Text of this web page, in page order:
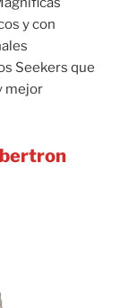
y con
Seekers que
mejor